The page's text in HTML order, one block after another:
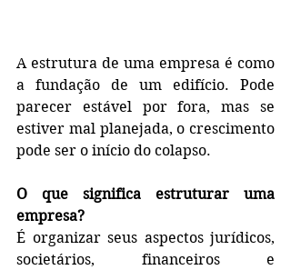
A estrutura de uma empresa é como
a fundação de um edifício. Pode
parecer estável por fora, mas se
estiver mal planejada, o crescimento
pode ser o início do colapso.
O que significa estruturar uma
empresa?
É organizar seus aspectos jurídicos,
societários, financeiros e